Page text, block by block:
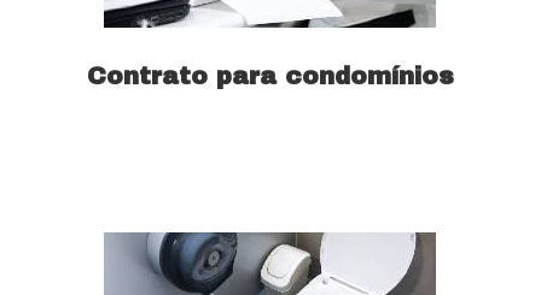
Contrato para condomínios